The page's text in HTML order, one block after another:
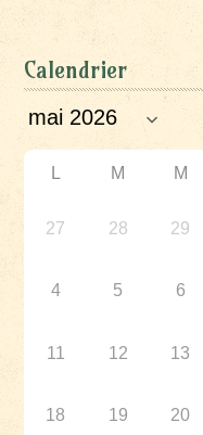
Calendrier
L M M
27 28 29
4 5 6
11 12 13
18 19 20